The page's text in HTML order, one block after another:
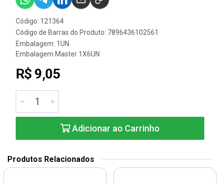
Código: 121364
Código de Barras do Produto: 7896436102561
Embalagem: 1UN
Embalagem Master 1X6UN
R$ 9,05
Adicionar ao Carrinho
Produtos Relacionados